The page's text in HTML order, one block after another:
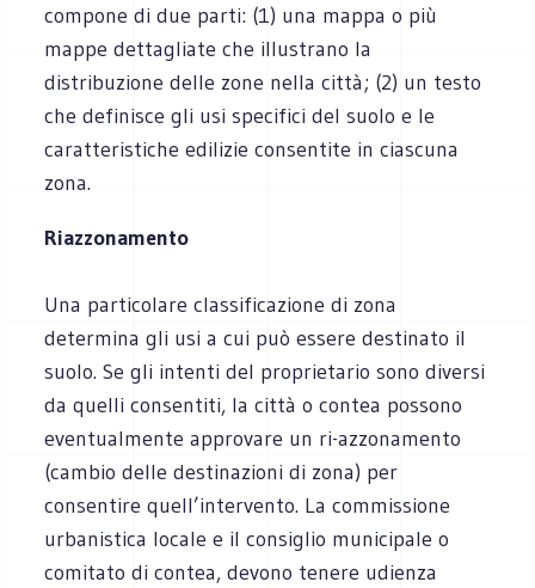
compone di due parti: (1) una mappa o più
mappe dettagliate che illustrano la
distribuzione delle zone nella città; (2) un testo
che definisce gli usi specifici del suolo e le
caratteristiche edilizie consentite in ciascuna
zona.
Riazzonamento
Una particolare classificazione di zona
determina gli usi a cui può essere destinato il
suolo. Se gli intenti del proprietario sono diversi
da quelli consentiti, la città o contea possono
eventualmente approvare un ri-azzonamento
(cambio delle destinazioni di zona) per
consentire quell’intervento. La commissione
urbanistica locale e il consiglio municipale o
comitato di contea, devono tenere udienza